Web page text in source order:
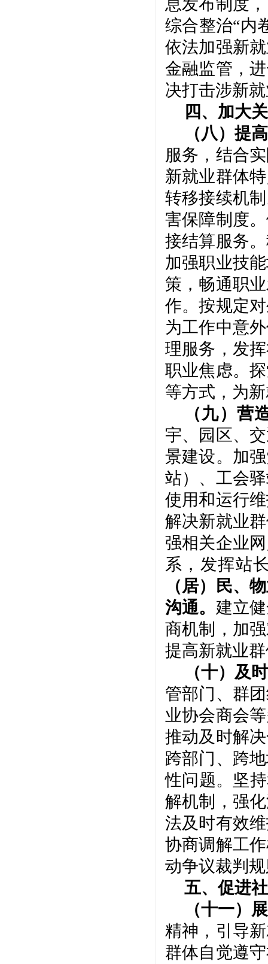
息发布制度
综合整治“内
依法加强新
金融监管，
决打击涉新
四、加大
（八）提
服务，结合
新就业群体
转移接续机
害保障制度
接结算服务
加强职业技
策，畅通职
作。按规定
为工作中意
理服务，发
职业焦虑。
等方式，为
（九）营
宇、园区、
景建设。加
站）、工会
使用和运行
解决新就业
强相关企业
系，发挥站
（居）民、
沟通。 建立
商机制，加
提高新就业
（十）及
管部门、群
业协会商会
推动及时解
跨部门、跨
性问题。坚
解机制，强
法及时有效
协商调解工
动争议裁判
五、促进
（十一）
精神，引导
群体自觉遵